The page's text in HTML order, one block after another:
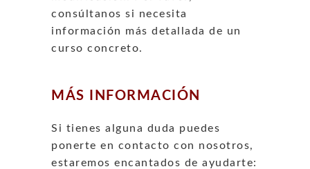
consúltanos si necesita
información más detallada de un
curso concreto.
MÁS INFORMACIÓN
Si tienes alguna duda puedes
ponerte en contacto con nosotros,
estaremos encantados de ayudarte: